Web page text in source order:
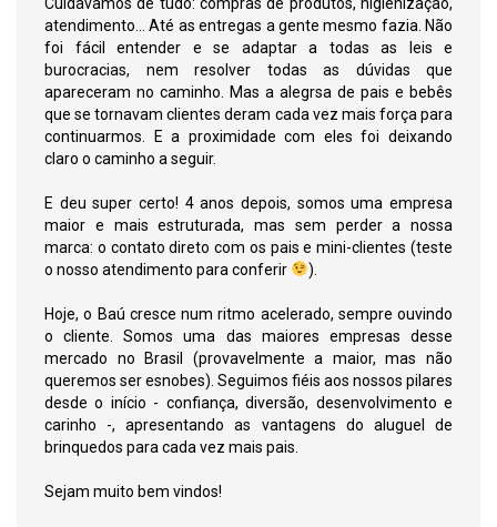
atendimento... Até as entregas a gente mesmo fazia. Não
foi fácil entender e se adaptar a todas as leis e
burocracias, nem resolver todas as dúvidas que
apareceram no caminho. Mas a alegrsa de pais e bebês
que se tornavam clientes deram cada vez mais força para
continuarmos. E a proximidade com eles foi deixando
claro o caminho a seguir.
E deu super certo! 4 anos depois, somos uma empresa
maior e mais estruturada, mas sem perder a nossa
marca: o contato direto com os pais e mini-clientes (teste
o nosso atendimento para conferir
).
Hoje, o Baú cresce num ritmo acelerado, sempre ouvindo
o cliente. Somos uma das maiores empresas desse
mercado no Brasil (provavelmente a maior, mas não
queremos ser esnobes). Seguimos fiéis aos nossos pilares
desde o início - confiança, diversão, desenvolvimento e
carinho -, apresentando as vantagens do aluguel de
brinquedos para cada vez mais pais.
Sejam muito bem vindos!